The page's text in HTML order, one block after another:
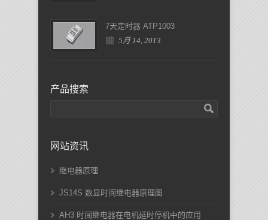
7天定时器 ATP1003
5月 14, 2013
产品搜索
网站资讯
继电器原理
JS14S 数显时间继电器原理图
AH3 时间继电器在电机延时停机中的应用